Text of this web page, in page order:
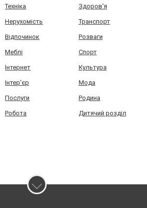
Техніка Здоров'я
Нерухомість Транспорт
Відпочинок Розваги
Меблі Спорт
Інтернет Культура
Інтер'єр Мода
Послуги Родина
Робота Дитячий розділ